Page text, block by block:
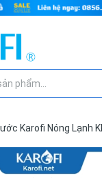
Karofi Nóng Lạnh
Karofi KAD-D66S